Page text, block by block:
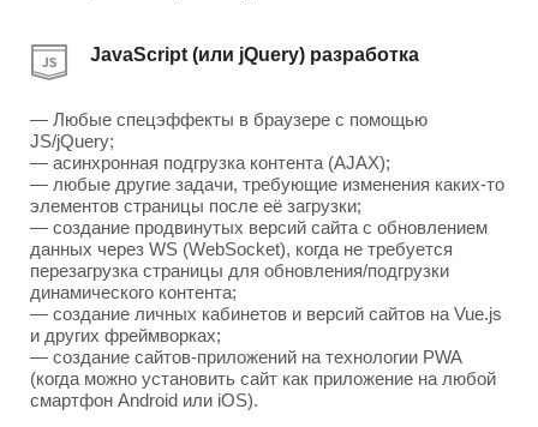
JavaScript (или jQuery) разработка
— Любые спецэффекты в браузере с помощью
JS/jQuery;
— асинхронная подгрузка контента (AJAX);
— любые другие задачи, требующие изменения каких-то
элементов страницы после её загрузки;
— создание продвинутых версий сайта с обновлением
данных через WS (WebSocket), когда не требуется
перезагрузка страницы для обновления/подгрузки
динамического контента;
— создание личных кабинетов и версий сайтов на Vue.js
и других фреймворках;
— создание сайтов-приложений на технологии PWA
(когда можно установить сайт как приложение на любой
смартфон Android или iOS).